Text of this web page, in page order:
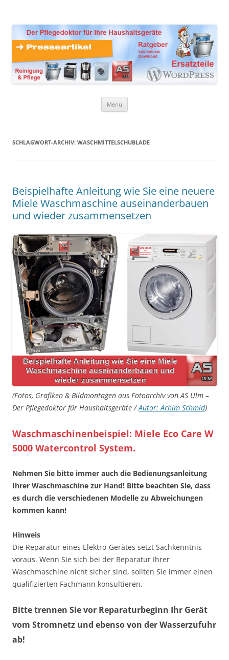
Haushaltsgeräte
Reinigungsprodukte und Pflegemittel
Menü
SCHLAGWORT-ARCHIV: WASCHMITTELSCHUBLADE
Beispielhafte Anleitung wie Sie eine neuere
Miele Waschmaschine auseinanderbauen
und wieder zusammensetzen
(Fotos, Grafiken & Bildmontagen aus Fotoarchiv von AS Ulm –
Der Pflegedoktor für Haushaltsgeräte /Autor: Achim Schmid)
Waschmaschinenbeispiel: Miele Eco Care W
5000 Watercontrol System.
Nehmen Sie bitte immer auch die Bedienungsanleitung
Ihrer Waschmaschine zur Hand! Bitte beachten Sie, dass
es durch die verschiedenen Modelle zu Abweichungen
kommen kann!
Hinweis
Die Reparatur eines Elektro-Gerätes setzt Sachkenntnis
voraus. Wenn Sie sich bei der Reparatur Ihrer
Waschmaschine nicht sicher sind, sollten Sie immer einen
qualifizierten Fachmann konsultieren.
Bitte trennen Sie vor Reparaturbeginn Ihr Gerät
vom Stromnetz und ebenso von der Wasserzufuhr
ab!